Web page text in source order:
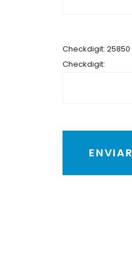
Checkdigit: 25850
Checkdigit: